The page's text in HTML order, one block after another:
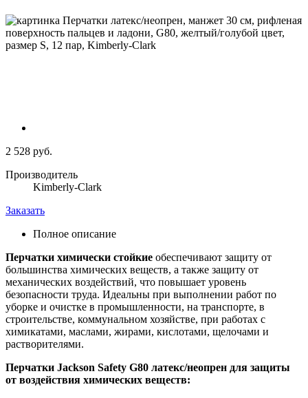
2 528 руб.
Производитель
Kimberly-Clark
Заказать
Полное описание
Перчатки химически стойкие обеспечивают защиту от
большинства химических веществ, а также защиту от
механических воздействий, что повышает уровень
безопасности труда. Идеальны при выполнении работ по
уборке и очистке в промышленности, на транспорте, в
строительстве, коммунальном хозяйстве, при работах с
химикатами, маслами, жирами, кислотами, щелочами и
растворителями.
Перчатки Jackson Safety G80 латекс/неопрен для защиты
от воздействия химических веществ: